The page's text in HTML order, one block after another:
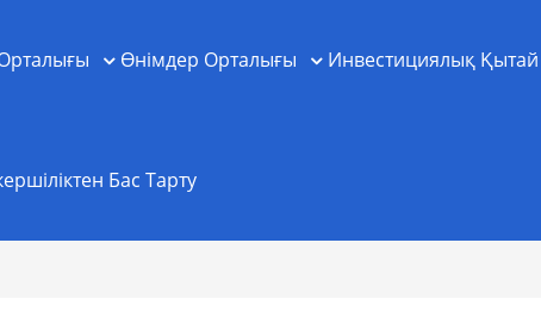
Өнімдер Орталығы Инвестициялық Қытай
Бас Тарту